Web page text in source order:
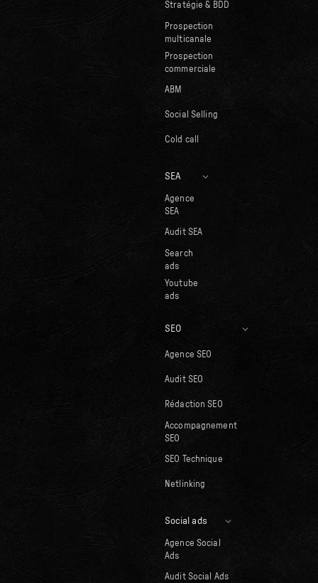
Stratégie & BDD
Prospection
multicanale
Prospection
commerciale
ABM
Social Selling
Cold call
SEA
Agence
SEA
Audit SEA
Search
ads
Youtube
ads
SEO
Agence SEO
Audit SEO
Rédaction SEO
Accompagnement
SEO
SEO Technique
Netlinking
Social ads
Agence Social
Ads
Audit Social Ads